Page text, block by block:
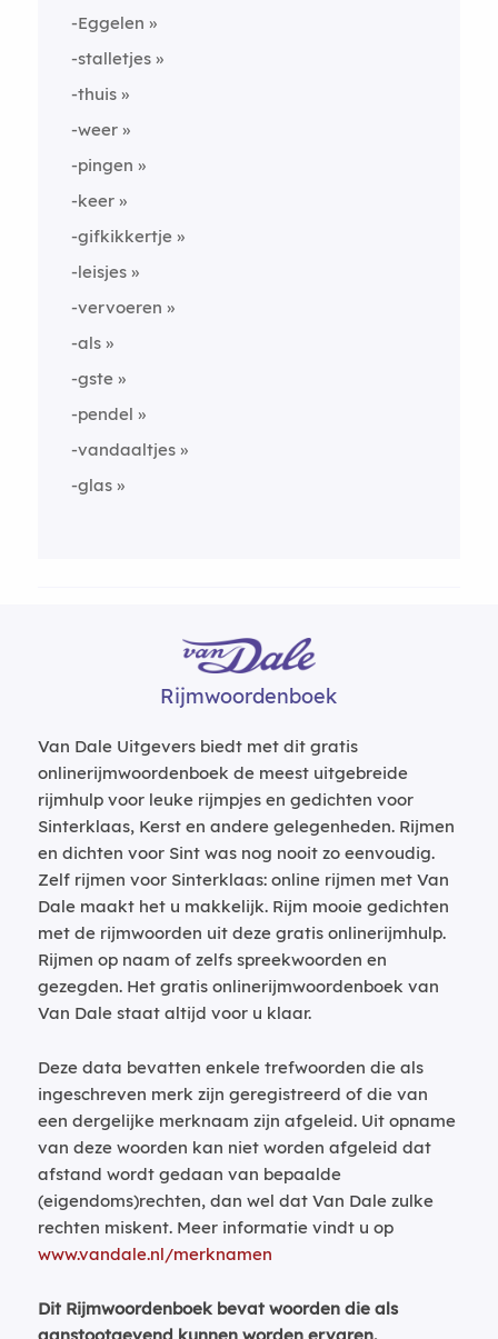
-Eggelen
-stalletjes
-thuis
-weer
-pingen
-keer
-gifkikkertje
-leisjes
-vervoeren
-als
-gste
-pendel
-vandaaltjes
-glas
Rijmwoordenboek
Van Dale Uitgevers biedt met dit gratis
onlinerijmwoordenboek de meest uitgebreide
rijmhulp voor leuke rijmpjes en gedichten voor
Sinterklaas, Kerst en andere gelegenheden. Rijmen
en dichten voor Sint was nog nooit zo eenvoudig.
Zelf rijmen voor Sinterklaas: online rijmen met Van
Dale maakt het u makkelijk. Rijm mooie gedichten
met de rijmwoorden uit deze gratis onlinerijmhulp.
Rijmen op naam of zelfs spreekwoorden en
gezegden. Het gratis onlinerijmwoordenboek van
Van Dale staat altijd voor u klaar.
Deze data bevatten enkele trefwoorden die als
ingeschreven merk zijn geregistreerd of die van
een dergelijke merknaam zijn afgeleid. Uit opname
van deze woorden kan niet worden afgeleid dat
afstand wordt gedaan van bepaalde
(eigendoms)rechten, dan wel dat Van Dale zulke
rechten miskent. Meer informatie vindt u op
www.vandale.nl/merknamen
Dit Rijmwoordenboek bevat woorden die als
aanstootgevend kunnen worden ervaren.